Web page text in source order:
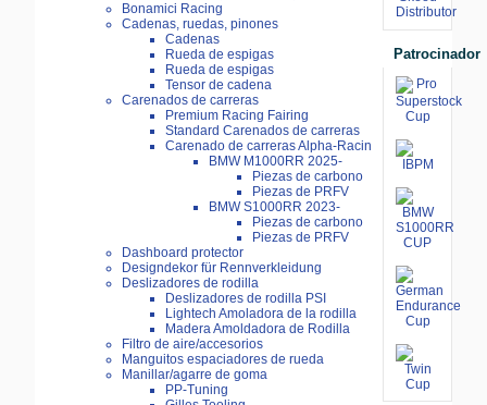
Bonamici Racing
Cadenas, ruedas, pinones
Cadenas
Rueda de espigas
Rueda de espigas
Tensor de cadena
Carenados de carreras
Premium Racing Fairing
Standard Carenados de carreras
Carenado de carreras Alpha-Racin
BMW M1000RR 2025-
Piezas de carbono
Piezas de PRFV
BMW S1000RR 2023-
Piezas de carbono
Piezas de PRFV
Dashboard protector
Designdekor für Rennverkleidung
Deslizadores de rodilla
Deslizadores de rodilla PSI
Lightech Amoladora de la rodilla
Madera Amoldadora de Rodilla
Filtro de aire/accesorios
Manguitos espaciadores de rueda
Manillar/agarre de goma
PP-Tuning
Patrocinador